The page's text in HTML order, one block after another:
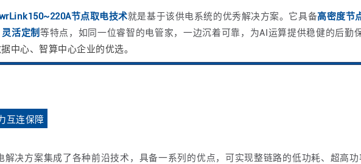
节点取电技术就是基于该供电系统的优秀解决方案。它具备高密度节
活定制 等特点，如同一位睿智的电管家，一边沉着可靠，为AI运算提供稳健的后勤
中心、智算中心企业的优选。
互连保障
解决方案集成了各种前沿技术，具备一系列的优点，可实现整链路的低功耗、超高